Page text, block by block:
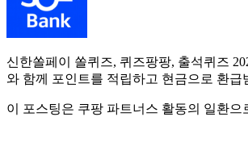
신한쏠페이 쏠퀴즈, 퀴즈팡팡, 출석퀴즈
와 함께 포인트를 적립하고 현금으로 환
이 포스팅은 쿠팡 파트너스 활동의 일환